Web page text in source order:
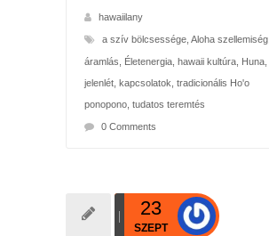
hawaiilany
a szív bölcsessége, Aloha szellemiség,
áramlás Életenergia, hawaii kultúra, Huna,
jelenlét, kapcsolatok tradicionális Ho'o
ponopono, tudatos teremtés
0 Comments
23
SZEPT